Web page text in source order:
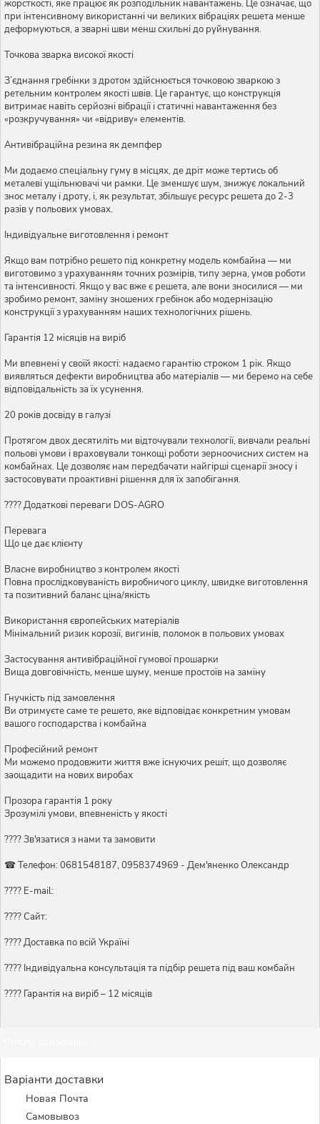
жорсткості, яке працює як розподільник навантажень. Це означає, що
при інтенсивному використанні чи великих вібраціях решета менше
деформуються, а зварні шви менш схильні до руйнування.
Точкова зварка високої якості
З’єднання гребінки з дротом здійснюється точковою зваркою з
ретельним контролем якості швів. Це гарантує, що конструкція
витримає навіть серйозні вібрації і статичні навантаження без
«розкручування» чи «відриву» елементів.
Антивібраційна резина як демпфер
Ми додаємо спеціальну гуму в місцях, де дріт може тертись об
металеві ущільнювачі чи рамки. Це зменшує шум, знижує локальний
знос металу і дроту, і, як результат, збільшує ресурс решета до 2-3
разів у польових умовах.
Індивідуальне виготовлення і ремонт
Якщо вам потрібно решето під конкретну модель комбайна — ми
виготовимо з урахуванням точних розмірів, типу зерна, умов роботи
та інтенсивності. Якщо у вас вже є решета, але вони зносилися — ми
зробимо ремонт, заміну зношених гребінок або модернізацію
конструкції з урахуванням наших технологічних рішень.
Гарантія 12 місяців на виріб
Ми впевнені у своїй якості: надаємо гарантію строком 1 рік. Якщо
виявляться дефекти виробництва або матеріалів — ми беремо на себе
відповідальність за їх усунення.
20 років досвіду в галузі
Протягом двох десятиліть ми відточували технології, вивчали реальні
польові умови і враховували тонкощі роботи зерноочисних систем на
комбайнах. Це дозволяє нам передбачати найгірші сценарії зносу і
застосовувати проактивні рішення для їх запобігання.
???? Додаткові переваги DOS-AGRO
Перевага
Що це дає клієнту
Власне виробництво з контролем якості
Повна прослідковуваність виробничого циклу, швидке виготовлення
та позитивний баланс ціна/якість
Використання європейських матеріалів
Мінімальний ризик корозії, вигинів, поломок в польових умовах
Застосування антивібраційної гумової прошарки
Вища довговічність, менше шуму, менше простоїв на заміну
Гнучкість під замовлення
Ви отримуєте саме те решето, яке відповідає конкретним умовам
вашого господарства і комбайна
Професійний ремонт
Ми можемо продовжити життя вже існуючих решіт, що дозволяє
заощадити на нових виробах
Прозора гарантія 1 року
Зрозумілі умови, впевненість у якості
???? Зв'язатися з нами та замовити
☎ Телефон: 0681548187, 0958374969 - Дем'яненко Олександр
???? E-mail:
???? Сайт:
???? Доставка по всій Україні
????️ Індивідуальна консультація та підбір решета під ваш комбайн
???? Гарантія на виріб – 12 місяців
Варіанти доставки
Новая Почта
Самовывоз